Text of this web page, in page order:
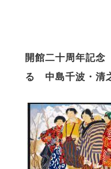
開館二十周年記
る 中島千波・清